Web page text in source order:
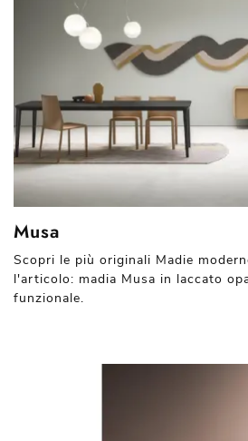
Musa
Scopri le più originali Madie
l'articolo: madia Musa in laccato
funzionale.